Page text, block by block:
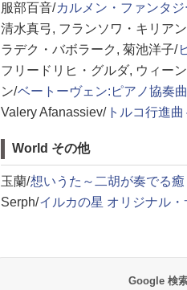
服部百音/カルメン・ファンタ
清水真弓, フランソワ・キリア
ラデク・バボラーク, 菊池洋子/
フリードリヒ・グルダ, ウィー
ン/ベートーヴェン:ピアノ協奏
Valery Afanassiev/ トルコ行進
World その他
玉蘭/想いうた～二胡が奏でる
Serph/イルカの星 オリジナル
Google 検